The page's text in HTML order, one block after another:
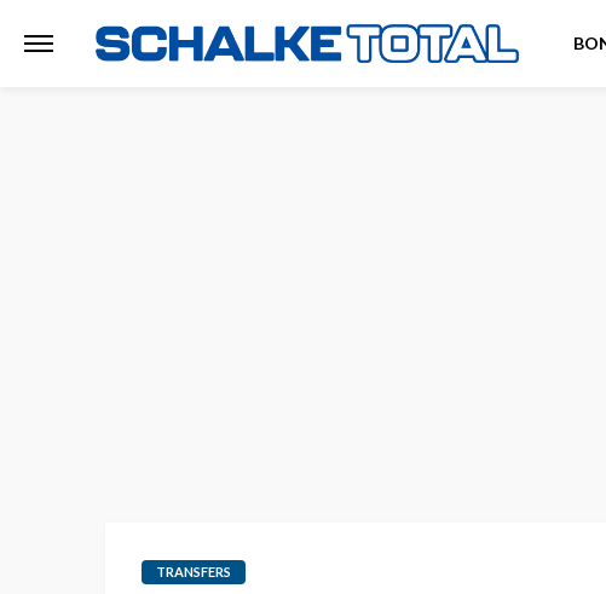
TRANSFERS